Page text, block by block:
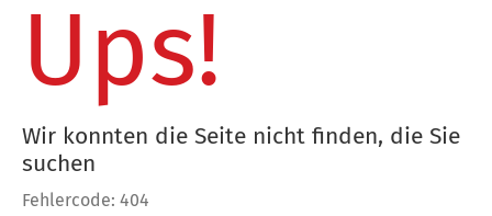
Ups!
Wir konnten die Seite nicht finden, die Sie
suchen
Fehlercode: 404